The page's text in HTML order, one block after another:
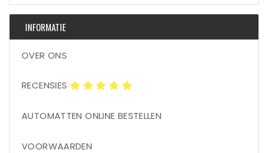
INFORMATIE
OVER ONS
RECENSIES
AUTOMATTEN ONLINE BESTELLEN
VOORWAARDEN